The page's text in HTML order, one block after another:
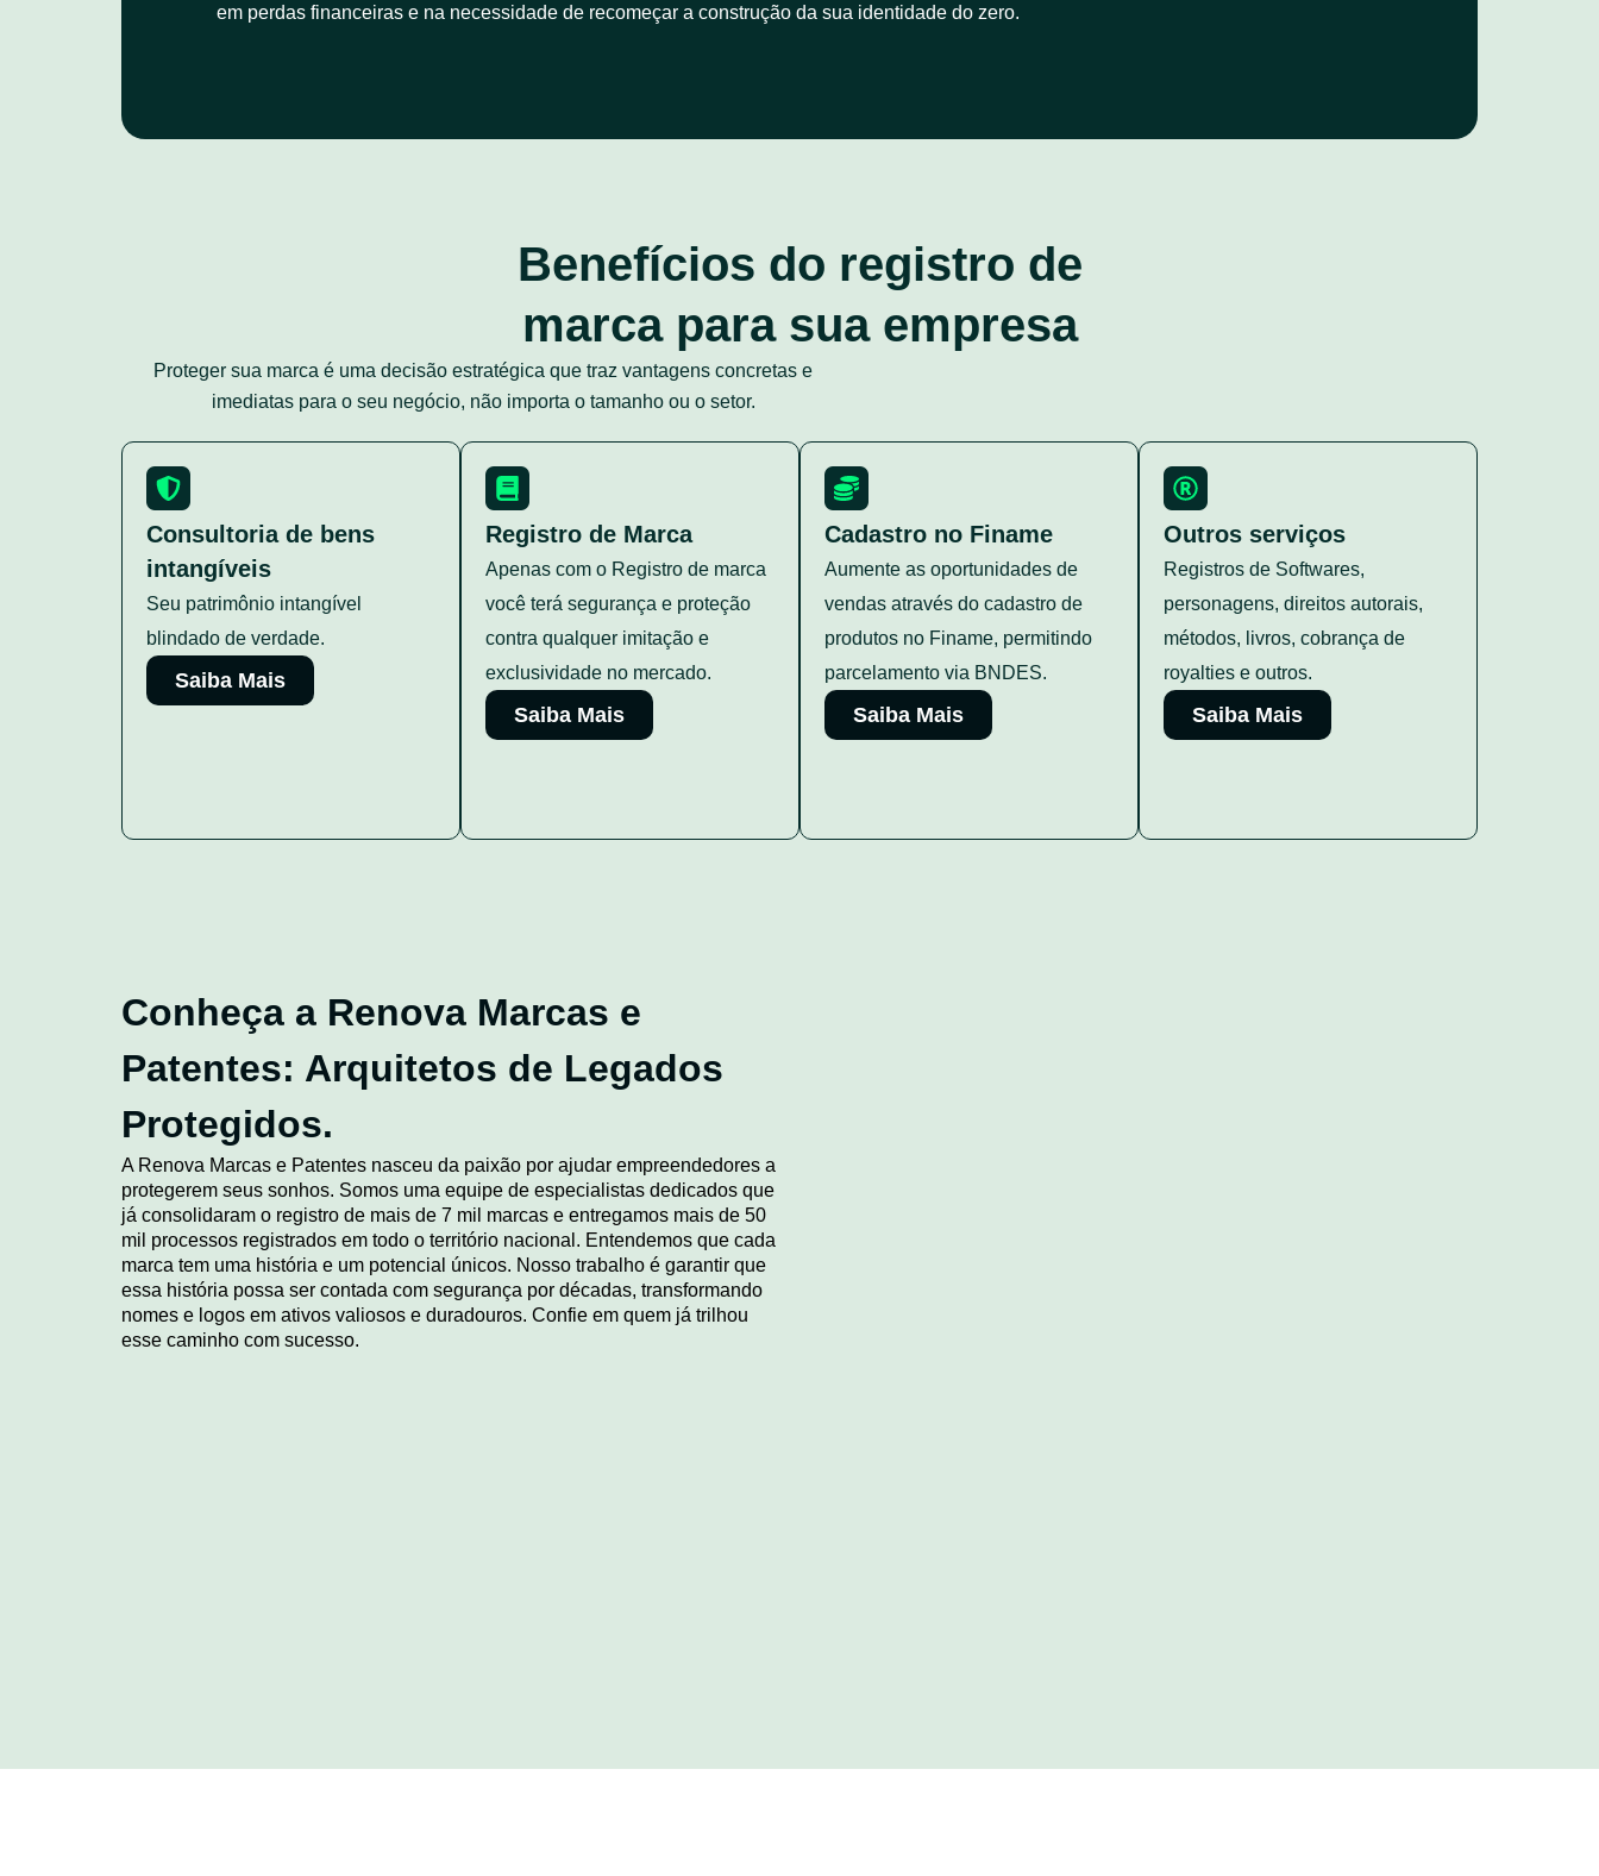
em perdas financeiras e na necessidade de recomeçar a construção da sua identidade do zero.
Benefícios do registro de
marca para sua empresa
Proteger sua marca é uma decisão estratégica que traz vantagens concretas e
imediatas para o seu negócio, não importa o tamanho ou o setor.
Consultoria de bens
intangíveis
Seu patrimônio intangível
blindado de verdade.
Saiba Mais
Registro de Marca
Apenas com o Registro de marca
você terá segurança e proteção
contra qualquer imitação e
exclusividade no mercado.
Saiba Mais
Cadastro no Finame
Aumente as oportunidades de
vendas através do cadastro de
produtos no Finame, permitindo
parcelamento via BNDES.
Saiba Mais
Outros serviços
Registros de Softwares,
personagens, direitos autorais,
métodos, livros, cobrança de
royalties e outros.
Saiba Mais
Conheça a Renova Marcas e
Patentes: Arquitetos de Legados
Protegidos.
A Renova Marcas e Patentes nasceu da paixão por ajudar empreendedores a
protegerem seus sonhos. Somos uma equipe de especialistas dedicados que
já consolidaram o registro de mais de 7 mil marcas e entregamos mais de 50
mil processos registrados em todo o território nacional. Entendemos que cada
marca tem uma história e um potencial únicos. Nosso trabalho é garantir que
essa história possa ser contada com segurança por décadas, transformando
nomes e logos em ativos valiosos e duradouros. Confie em quem já trilhou
esse caminho com sucesso.